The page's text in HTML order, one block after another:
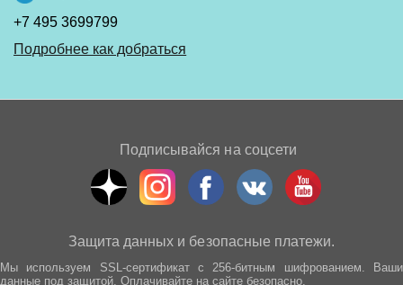
+7 495 3699799
Подробнее как добраться
Подписывайся на соцсети
Защита данных и безопасные платежи.
Мы используем SSL-сертификат с 256-битным шифрованием. Ваши
данные под защитой. Оплачивайте на сайте безопасно.